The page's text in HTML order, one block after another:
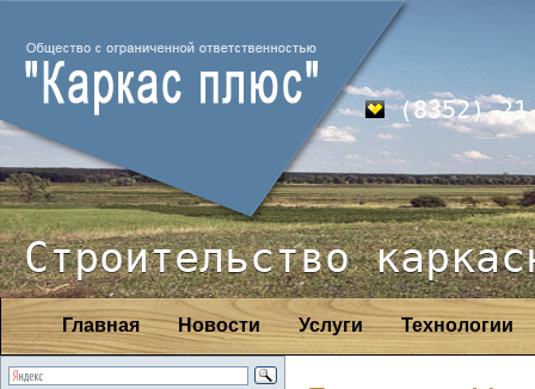
(8352)
Строительство
Технологии
Услуги
Новости
Главная